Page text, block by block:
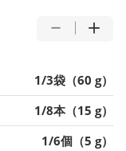
1/3袋（60 g）
1/8本（15 g）
1/6個（5 g）